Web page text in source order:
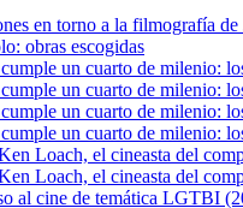
en torno a la filmografía de
obras escogidas
un cuarto de milenio:
un cuarto de milenio:
un cuarto de milenio:
un cuarto de milenio:
Loach, el cineasta del
Loach, el cineasta del
al cine de temática LGTBI